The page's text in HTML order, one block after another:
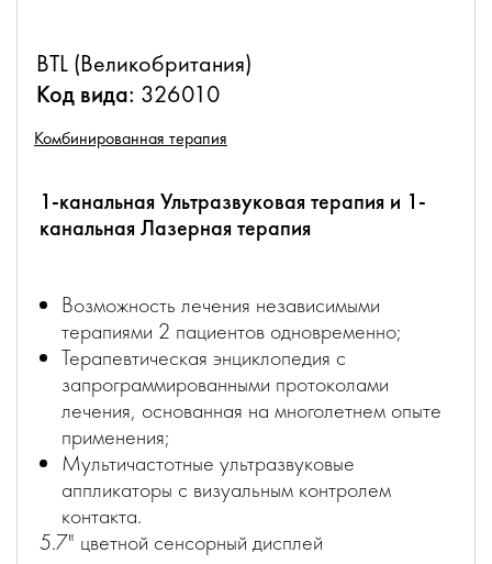
BTL (Великобритания)
Код вида: 326010
Комбинированная терапия
1-канальная Ультразвуковая терапия и 1-
канальная Лазерная терапия
Возможность лечения независимыми
терапиями 2 пациентов одновременно;
Терапевтическая энциклопедия с
запрограммированными протоколами
лечения, основанная на многолетнем опыте
применения;
Мультичастотные ультразвуковые
аппликаторы с визуальным контролем
контакта.
5.7" цветной сенсорный дисплей